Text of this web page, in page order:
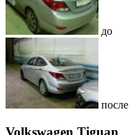
до
после
Volkswagen Tiguan